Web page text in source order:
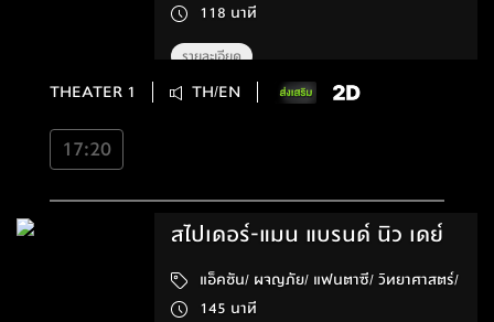
118 นาที
รายละเอียด
THEATER 1 TH/EN
17:20
สไปเดอร์-แมน แบรนด์ นิว เดย์
แอ็คชัน/ ผจญภัย/ แฟนตาซี/ วิทยาศาสตร์/
145 นาที